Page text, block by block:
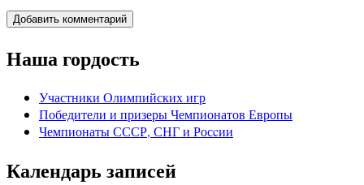
Наша гордость
Участники Олимпийских игр
Победители и призеры Чемпионатов Европы
Чемпионаты СССР, СНГ и Росcии
Календарь записей